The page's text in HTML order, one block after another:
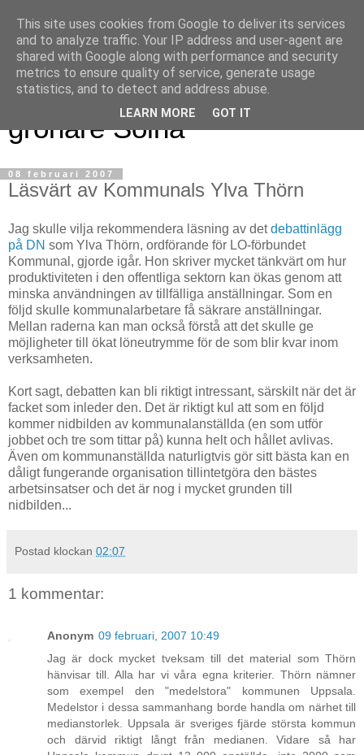
Magnus blogg - för ett
grönare Solna
08 februari 2007
Läsvärt av Kommunals Ylva Thörn
Jag skulle vilja rekommendera läsning av detdebattinlägg
på DN som Ylva Thörn, ordförande för LO-förbundet
Kommunal, gjorde igår. Hon skriver mycket tänkvärt om hur
produktiviteten i den offentliga sektorn kan ökas genom att
minska användningen av tillfälliga anställningar. Som en
följd skulle kommunalarbetare få säkrare anställningar.
Mellan raderna kan man också förstå att det skulle ge
möjligheter till ökat löneutrymme för de som blir kvar inom
verksamheten.
Kort sagt, debatten kan bli riktigt intressant, särskilt när det är
facket som inleder den. Det är riktigt kul att som en följd
kommer nidbilden av kommunalanställda (en som utför
jobbet och tre som tittar på) kunna helt och hållet avlivas.
Även om kommunanställda naturligtvis gör sitt bästa kan en
dåligt fungerande organisation tillintetgöra den bästes
arbetsinsatser och det är nog i mycket grunden till
nidbilden...
Postad klockan 02:07
1 kommentar:
Anonym 09 februari, 2007 10:49
Jag är dock mycket tveksam till det material som Thörn
hänvisar till. Alla har vi våra egna kriterier. Thörn nämner
som exempel den "medelstora" kommunen Uppsala.
Medelstor i dessa sammanhang borde handla om närhet till
medianstorlek. Uppsala är sveriges fjärde största kommun
och därvid riktigt långt från medianen. Vidare så har
This site uses cookies from Google to deliver its services
and to analyze traffic. Your IP address and user-agent are
shared with Google along with performance and security
metrics to ensure quality of service, generate usage
statistics, and to detect and address abuse.
LEARN MORE GOT IT